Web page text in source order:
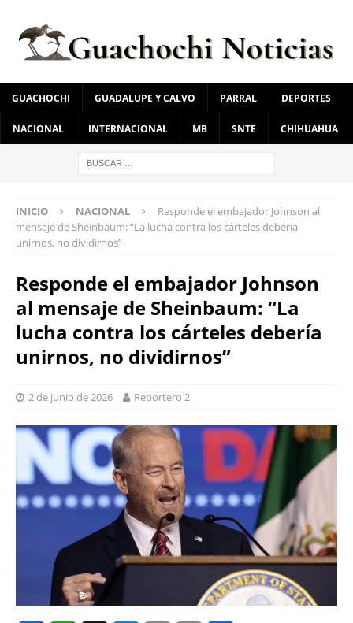
GUACHOCHI GUADALUPE Y CALVO PARRAL DEPORTES
NACIONAL INTERNACIONAL MB SNTE CHIHUAHUA
INICIO NACIONAL
Responde el embajador Johnson al
mensaje de Sheinbaum: “La lucha contra los cárteles debería
unirnos, no dividirnos”
Responde el embajador Johnson
al mensaje de Sheinbaum: “La
lucha contra los cárteles debería
unirnos, no dividirnos”
2 de junio de 2026 Reportero 2